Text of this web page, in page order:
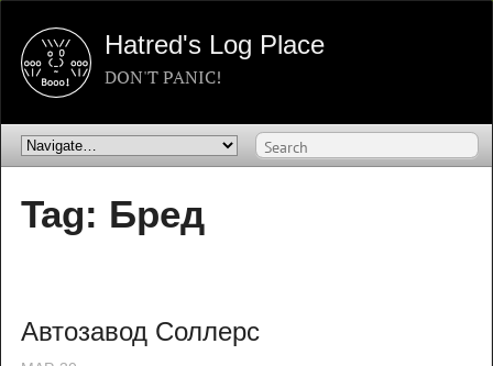
Hatred's Log Place
DON'T PANIC!
Tag: Бред
Автозавод Соллерс